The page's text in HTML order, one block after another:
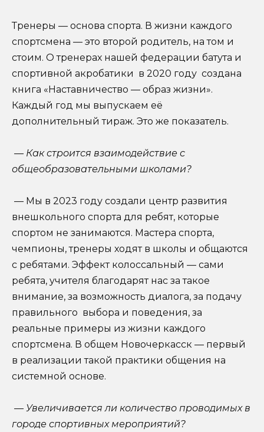
Тренеры — основа спорта. В жизни каждого
спортсмена — это второй родитель, на том и
стоим. О тренерах нашей федерации батута и
спортивной акробатики в 2020 году создана
книга «Наставничество — образ жизни».
Каждый год мы выпускаем её
дополнительный тираж. Это же показатель.
— Как строится взаимодействие с
общеобразовательными школами?
— Мы в 2023 году создали центр развития
внешкольного спорта для ребят, которые
спортом не занимаются. Мастера спорта,
чемпионы, тренеры ходят в школы и общаются
с ребятами. Эффект колоссальный — сами
ребята, учителя благодарят нас за такое
внимание, за возможность диалога, за подачу
правильного выбора и поведения, за
реальные примеры из жизни каждого
спортсмена. В общем Новочеркасск — первый
в реализации такой практики общения на
системной основе.
— Увеличивается ли количество проводимых в
городе спортивных мероприятий?